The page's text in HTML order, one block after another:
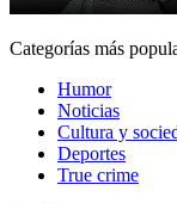
Categorías más
Humor
Noticias
Cultura y
Deportes
True crime